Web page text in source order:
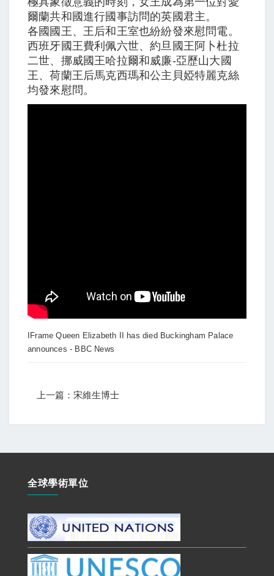
爾蘭共和國進行國事訪問的英國君主。
各國國王、王后和王室也紛紛發來慰問電。
西班牙國王費利佩六世、約旦國王阿卜杜拉
二世、挪威國王哈拉爾和威廉-亞歷山大國
王、荷蘭王后馬克西瑪和公主貝婭特麗克絲
均發來慰問。
IFrame Queen Elizabeth II has died Buckingham Palace
announces - BBC News
上一篇：宋維生博士
全球學術單位